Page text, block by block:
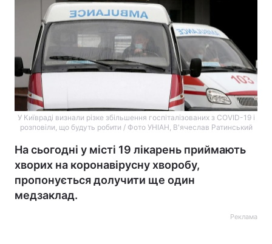
У Київраді визнали різке збільшення госпіталізованих з COVID-19 і
розповіли, що будуть робити / Фото УНІАН, В'ячеслав Ратинський
На сьогодні у місті 19 лікарень приймають
хворих на коронавірусну хворобу,
пропонується долучити ще один
медзаклад.
Реклама